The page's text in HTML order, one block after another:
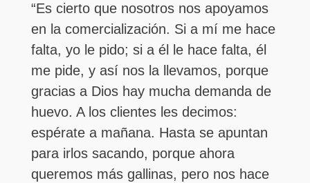
“Es cierto que nosotros nos apoyamos
en la comercialización. Si a mí me hace
falta, yo le pido; si a él le hace falta, él
me pide, y así nos la llevamos, porque
gracias a Dios hay mucha demanda de
huevo. A los clientes les decimos:
espérate a mañana. Hasta se apuntan
para irlos sacando, porque ahora
queremos más gallinas, pero nos hace